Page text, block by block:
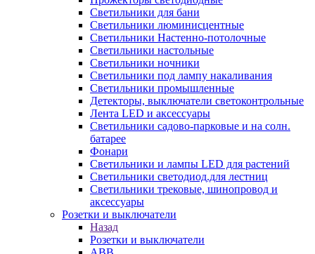
Светильники для бани
Светильники люминисцентные
Светильники Настенно-потолочные
Светильники настольные
Светильники ночники
Светильники под лампу накаливания
Светильники промышленные
Детекторы, выключатели светоконтрольные
Лента LED и аксессуары
Светильники садово-парковые и на солн.
батарее
Фонари
Светильники и лампы LED для растений
Светильники светодиод.для лестниц
Светильники трековые, шинопровод и
аксессуары
Розетки и выключатели
Назад
Розетки и выключатели